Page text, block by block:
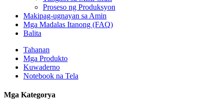
Proseso ng Produksyon
Makipag-ugnayan sa Amin
Mga Madalas Itanong (FAQ)
Balita
Tahanan
Mga Produkto
Kuwaderno
Notebook na Tela
Mga Kategorya